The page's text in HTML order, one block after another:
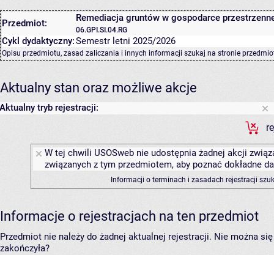
Przedmiot: Remediacja gruntów w gospodarce
06.GPI.SI.04.RG
Cykl dydaktyczny:Semestr letni 2025/2026
Opisu przedmiotu, zasad zaliczania i innych informacji szukaj na stronie
Aktualny stan oraz możliwe akcje
Aktualny tryb rejestracji:
W tej chwili USOSweb nie udostępnia żadnej akcji
związanych z tym przedmiotem, aby poznać dokładne
Informacji o terminach i zasadach rejestracji
Informacje o rejestracjach na ten przedmiot
Przedmiot nie należy do żadnej aktualnej rejestracji. Nie można
zakończyła?